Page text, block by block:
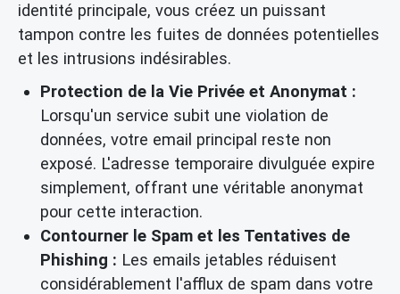
identité principale, vous créez un puissant
tampon contre les fuites de données potentielles
et les intrusions indésirables.
Protection de la Vie Privée et Anonymat :
Lorsqu'un service subit une violation de
données, votre email principal reste non
exposé. L'adresse temporaire divulguée expire
simplement, offrant une véritable anonymat
pour cette interaction.
Contourner le Spam et les Tentatives de
Phishing : Les emails jetables réduisent
considérablement l'afflux de spam dans votre